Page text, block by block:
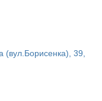
(вул.Борисенка), 39,